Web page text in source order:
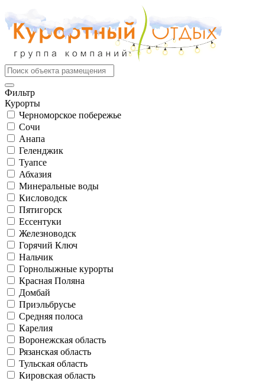
Фильтр
Курорты
Черноморское побережье
Сочи
Анапа
Геленджик
Туапсе
Абхазия
Минеральные воды
Кисловодск
Пятигорск
Ессентуки
Железноводск
Горячий Ключ
Нальчик
Горнолыжные курорты
Красная Поляна
Домбай
Приэльбрусье
Средняя полоса
Карелия
Воронежская область
Рязанская область
Тульская область
Кировская область